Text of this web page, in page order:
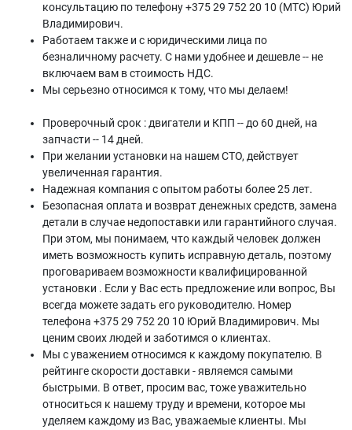
консультацию по телефону +375 29 752 20 10 (МТС) Юрий
Владимирович.
Работаем также и с юридическими лица по
безналичному расчету. С нами удобнее и дешевле -- не
включаем вам в стоимость НДС.
Мы серьезно относимся к тому, что мы делаем!
Проверочный срок : двигатели и КПП -- до 60 дней, на
запчасти -- 14 дней.
При желании установки на нашем СТО, действует
увеличенная гарантия.
Надежная компания с опытом работы более 25 лет.
Безопасная оплата и возврат денежных средств, замена
детали в случае недопоставки или гарантийного случая.
При этом, мы понимаем, что каждый человек должен
иметь возможность купить исправную деталь, поэтому
проговариваем возможности квалифицированной
установки . Если у Вас есть предложение или вопрос, Вы
всегда можете задать его руководителю. Номер
телефона +375 29 752 20 10 Юрий Владимирович. Мы
ценим своих людей и заботимся о клиентах.
Мы с уважением относимся к каждому покупателю. В
рейтинге скорости доставки - являемся самыми
быстрыми. В ответ, просим вас, тоже уважительно
относиться к нашему труду и времени, которое мы
уделяем каждому из Вас, уважаемые клиенты. Мы